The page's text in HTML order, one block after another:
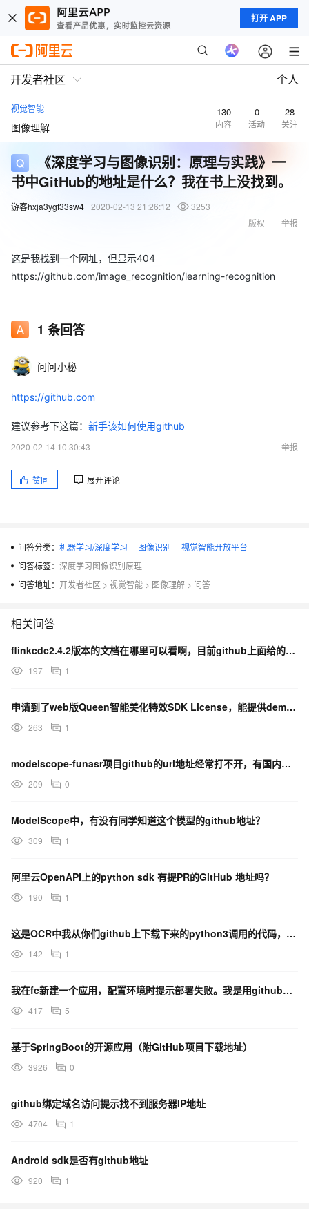
打开 APP
开发者社区 个人
视觉智能
图像理解
130
内容
0
活动
28
关注
《深度学习与图像识别：原理与实践》一
书中GitHub的地址是什么？我在书上没找到。
游客hxja3ygf33sw4 2020-02-13 21:26:12
3253
举报
版权
这是我找到一个网址，但显示404
https://github.com/image_recognition/learning-recognition
1 条回答
问问小秘
https://github.com
建议参考下这篇： 新手该如何使用github
2020-02-14 10:30:43
举报
赞同 展开评论
问答分类： 机器学习/深度学习 图像识别
视觉智能开放平台
问答标签： 深度学习图像识别原理
问答地址： 开发者社区 > 视觉智能 > 图像理解 > 问答
相关问答
flinkcdc2.4.2版本的文档在哪里可以看啊，目前github上面给的这个地址失效了？
197 1
申请到了web版Queen智能美化特效SDK License，能提供demo的github地址吗？
263 1
modelscope-funasr项目github的url地址经常打不开，有国内地址吗？
209 0
ModelScope中，有没有同学知道这个模型的github地址？
309 1
阿里云OpenAPI上的python sdk 有提PR的GitHub 地址吗？
190 1
这是OCR中我从你们github上下载下来的python3调用的代码，请问识别图片的地址在哪里更改？
142 1
我在fc新建一个应用，配置环境时提示部署失败。我是用github仓库地址进行安装的，我填入一个环境配
417 5
基于SpringBoot的开源应用（附GitHub项目下载地址）
3926 0
github绑定域名访问提示找不到服务器IP地址
4704 1
Android sdk是否有github地址
920 1